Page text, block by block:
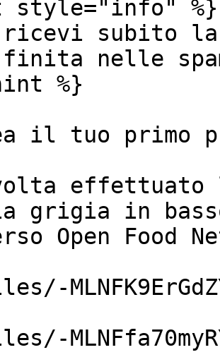
style="info" %}
ricevi subito
finita nelle
%}
il tuo primo
grigia in
Open Food